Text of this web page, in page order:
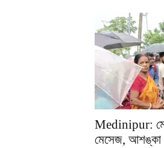
Medinipur:
মেসেজ, আশঙ্কা